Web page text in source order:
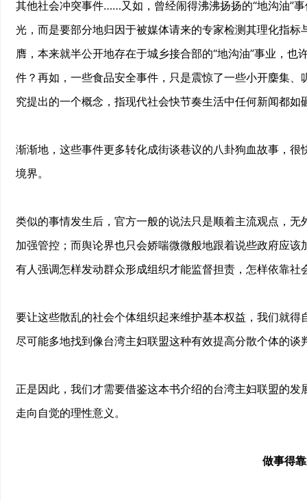
其他社会冲突事件……又如，曾经闹得沸沸扬扬的“地沟油”
光，而是要部分地归因于被媒体请来的专家检测其理化指
膺，本来就半公开地存在于城乡接合部的“地沟油”事业，
件？再如，一些食品安全事件，只是震惊了一些小开麇集
究提出的一个概念，指现代社会快节奏生活中任何新闻都
渐渐地，这些事件更多转化成街谈巷议的八卦狗血故事，
境界。
类似的事情发生后，官方一般的说法只是顺着主流观点，
加强管控；而舆论界也只会娇喘微微般地跟着说些政府应
有人强调怎样发动群众形成组织才能监督担责，怎样依靠
要让这些散乱的社会个体组织起来维护基本权益，我们就
尽可能多地找到像台湾主妇联盟这种有效提高分散个体的
正是因此，我们才需要借鉴这本书介绍的台湾主妇联盟的
走向自觉的理性意义。
做事得